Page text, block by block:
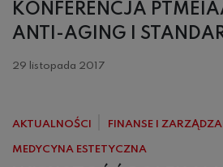
KONFERENCJA
ANTI-AGING I
29 listopada 2017
AKTUALNOŚCI FINANSE I
MEDYCYNA ESTETYCZNA